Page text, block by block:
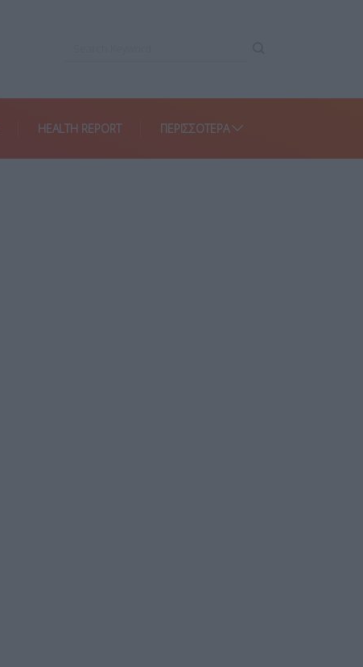
HEALTH REPORT ΠΕΡΙΣΣΌΤΕΡΑ